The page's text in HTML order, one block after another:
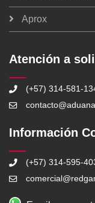
Aprox
Atención a
(+57) 314-581-
Información
(+57) 314-595-